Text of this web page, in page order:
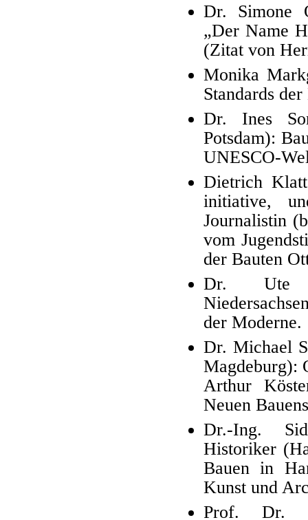
Dr. Simone
„Der Name
(Zitat von
Monika
Standards
Dr. Ines
Potsdam):
UNESCO-
Dietrich
initiative,
Journalistin
vom
der Bauten
Dr. Ute
der Moderne.
Dr. Michael
Magdeburg):
Arthur
Neuen
Dr.-Ing.
Historiker
Bauen in
Kunst und
Prof. Dr.